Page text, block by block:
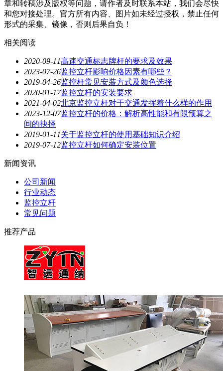
章和转稿涉及版权等问题，请作者及时联系本站，我们会尽快
和您对接处理。官方所有内容、图片如未经过授权，禁止任何
形式的采集、镜像，否则后果自负！
相关阅读
2020-09-11高速交通标志牌杆的要求及效果
2023-07-26监控立杆影响价格因素有哪些？
2019-04-26监控杆常见安装方式及颜色选择
2020-01-17监控立杆的安装要求
2021-04-02北京监控立杆对于交通发挥着什么样的作用
2023-12-07监控立杆的价格：解析高性能和有限预算之
间的抉择
2019-01-11关于监控立杆的使用基础知识介绍
2019-07-12监控立杆如何确定安装位置
新闻资讯
公司新闻
行业动态
监控立杆
常见问题
推荐产品